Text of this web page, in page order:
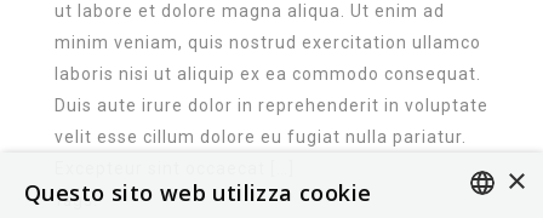
ut labore et dolore magna aliqua. Ut enim ad
minim veniam, quis nostrud exercitation ullamco
laboris nisi ut aliquip ex ea commodo consequat.
Duis aute irure dolor in reprehenderit in voluptate
velit esse cillum dolore eu fugiat nulla pariatur.
Tags:
×
Questo sito web utilizza cookie